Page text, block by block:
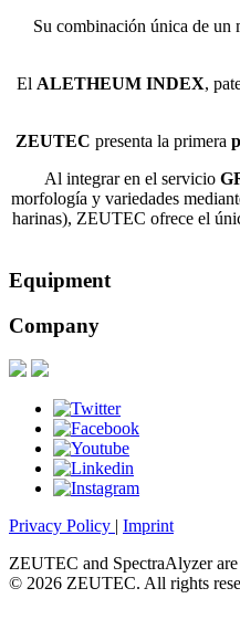
Su combinación única de un
El ALETHEUM INDEX,
ZEUTEC presenta la primera
Al integrar en el servicio
morfología y variedades
harinas), ZEUTEC ofrece el
Equipment
Company
Privacy Policy | Imprint
ZEUTEC and SpectraAlyzer are
© 2026 ZEUTEC. All rights